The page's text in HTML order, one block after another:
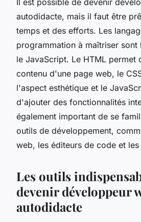
autodidacte, mais il faut être
temps et des efforts. Les
programmation à maîtriser sont
le JavaScript. Le HTML permet
contenu d'une page web, le
l'aspect esthétique et le
d'ajouter des fonctionnalités
également important de se
outils de développement,
web, les éditeurs de code et
Les outils
devenir développeur
autodidacte